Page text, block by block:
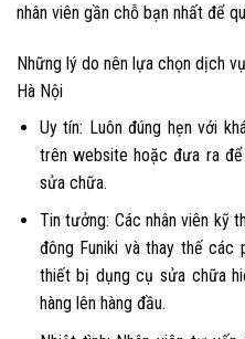
nhân viên gần chỗ bạn nhất để
Những lý do nên lựa chọn dịch
Hà Nội
Uy tín: Luôn đúng hẹn với
trên website hoặc đưa ra
sửa chữa.
Tin tưởng: Các nhân viên kỹ
đông Funiki và thay thế các
thiết bị dụng cụ sửa chữa
hàng lên hàng đầu.